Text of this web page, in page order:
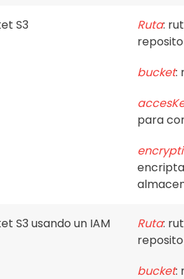
S3 Ruta:
bucket:
para
S3 usando un IAM
Ruta:
bucket: